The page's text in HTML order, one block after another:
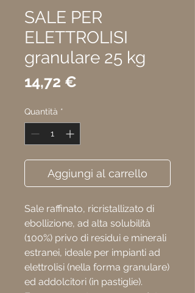
SALE PER
ELETTROLISI
granulare 25 kg
14,72 €
Quantità *
Aggiungi al carrello
Sale raffinato, ricristallizato di
ebollizione, ad alta solubilità
(100%) privo di residui e minerali
estranei, ideale per impianti ad
elettrolisi (nella forma granulare)
ed addolcitori (in pastiglie).